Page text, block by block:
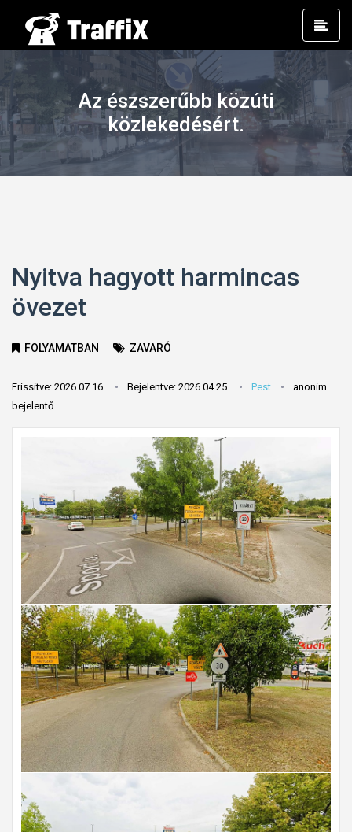
Az észszerűbb közúti
közlekedésért.
Nyitva hagyott harmincas
övezet
FOLYAMATBAN ZAVARÓ
Frissítve: 2026.07.16. Bejelentve: 2026.04.25. Pest
anonim
bejelentő